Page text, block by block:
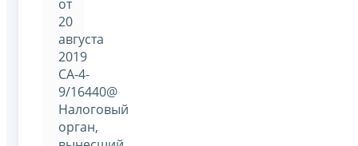
от
20
августа
2019
СА-4-
9/16440@
Налоговый
орган,